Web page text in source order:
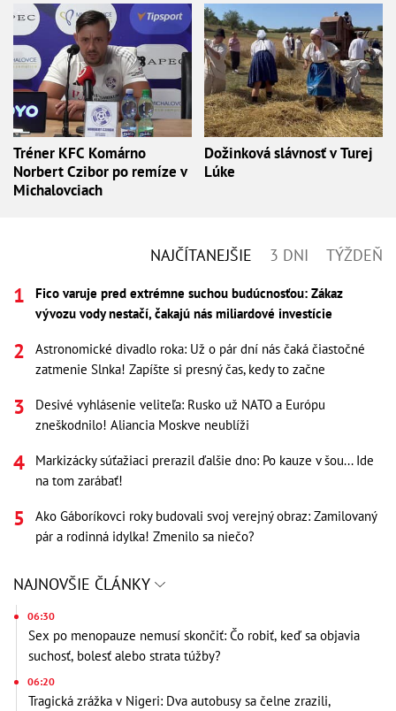
Tréner KFC Komárno
Norbert Czibor po remíze v
Michalovciach
Dožinková slávnosť v Turej
Lúke
NAJČÍTANEJŠIE 3 DNI TÝŽDEŇ
Fico varuje pred extrémne suchou budúcnosťou: Zákaz
vývozu vody nestačí, čakajú nás miliardové investície
Astronomické divadlo roka: Už o pár dní nás čaká čiastočné
zatmenie Slnka! Zapíšte si presný čas, kedy to začne
Desivé vyhlásenie veliteľa: Rusko už NATO a Európu
zneškodnilo! Aliancia Moskve neublíži
Markizácky súťažiaci prerazil ďalšie dno: Po kauze v šou... Ide
na tom zarábať!
Ako Gáboríkovci roky budovali svoj verejný obraz: Zamilovaný
pár a rodinná idylka! Zmenilo sa niečo?
NAJNOVŠIE ČLÁNKY
06:30
Sex po menopauze nemusí skončiť: Čo robiť, keď sa objavia
suchosť, bolesť alebo strata túžby?
06:20
Tragická zrážka v Nigeri: Dva autobusy sa čelne zrazili,